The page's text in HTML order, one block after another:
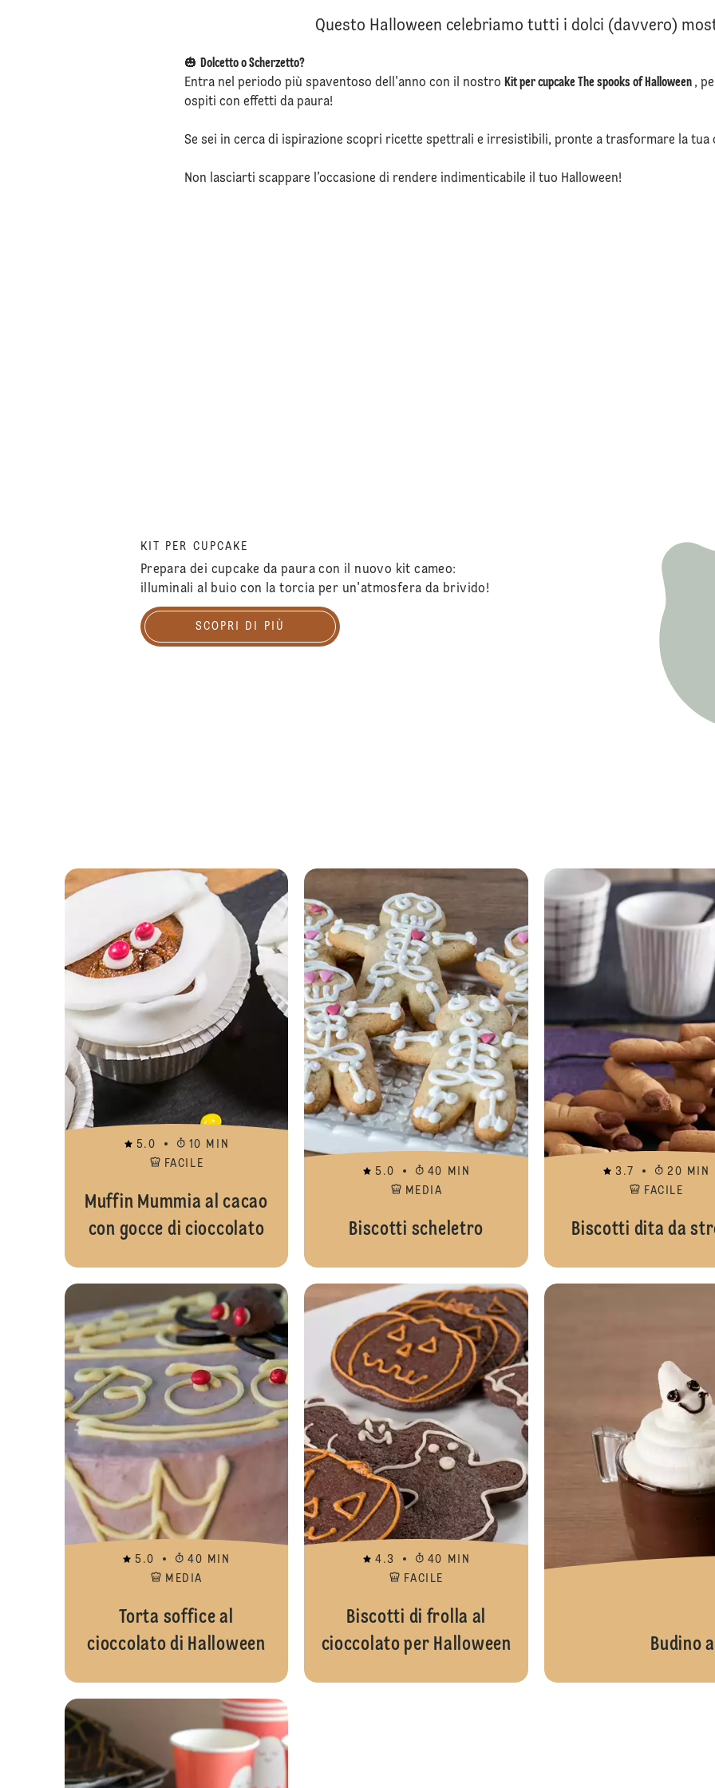
Questo Halloween celebriamo tutti i dolci (davvero)
🎃 Dolcetto o Scherzetto?
Entra nel periodo più spaventoso dell'anno con il nostro Kit per cupcake The spooks of Halloween ,
ospiti con effetti da paura!
Se sei in cerca di ispirazione scopri ricette spettrali e irresistibili, pronte a trasformare la tua
Non lasciarti scappare l’occasione di rendere indimenticabile il tuo Halloween!
KIT PER CUPCAKE
Prepara dei cupcake da paura con il nuovo kit cameo:
illuminali al buio con la torcia per un'atmosfera da brivido!
SCOPRI DI PIÙ
Muffin Mummia al cacao con gocce
5.0
10 MIN
FACILE
Muffin Mummia al cacao
con gocce di cioccolato
5.0
40 MIN
MEDIA
Biscotti scheletro
3.7
20 MIN
FACILE
Biscotti dita da
Torta soffice al cioccolato di
5.0
40 MIN
MEDIA
Torta soffice al
cioccolato di Halloween
4.3
40 MIN
FACILE
Biscotti di frolla al
cioccolato per Halloween
Budino